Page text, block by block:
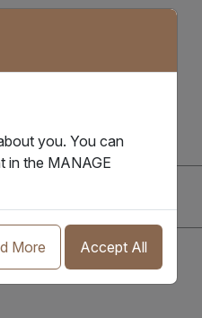
？
you. You can
in the MANAGE
More Accept All